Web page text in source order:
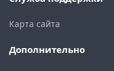
Карта сайта
Дополнительно